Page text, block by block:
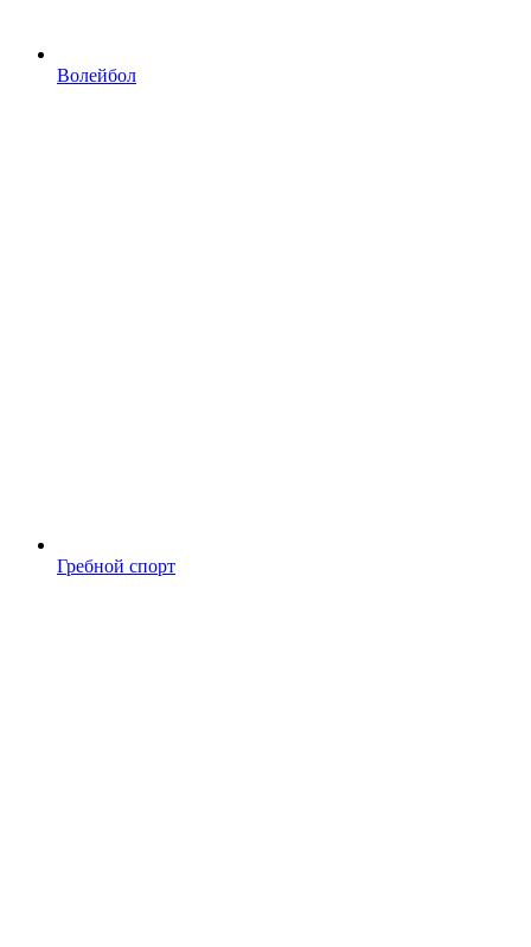
Волейбол
Гребной спорт